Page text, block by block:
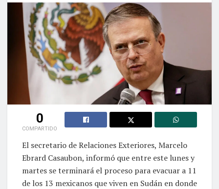
0
COMPARTIDO
El secretario de Relaciones Exteriores, Marcelo
Ebrard Casaubon, informó que entre este lunes y
martes se terminará el proceso para evacuar a 11
de los 13 mexicanos que viven en Sudán en donde